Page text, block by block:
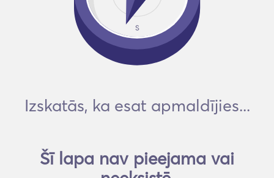
Izskatās, ka esat apmaldījies...
Šī lapa nav pieejama vai